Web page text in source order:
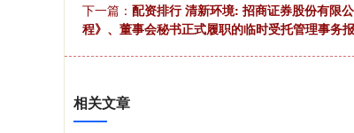
下一篇： 配资排行 清新环境: 招商证券股份有限
程》、董事会秘书正式履职的临时受托管理事务
相关文章